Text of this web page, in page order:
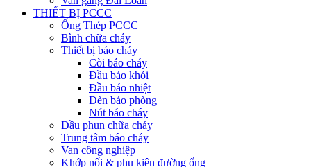
THIẾT BỊ PCCC
Ống Thép PCCC
Bình chữa cháy
Thiết bị báo cháy
Còi báo cháy
Đầu báo khói
Đầu báo nhiệt
Đèn báo phòng
Nút báo cháy
Đầu phun chữa cháy
Trung tâm báo cháy
Van công nghiệp
Khớp nối & phụ kiện đường ống